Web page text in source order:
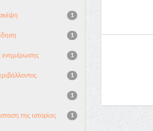
1
1
1
ενημέρωσης
1
1
1
της ιστορίας